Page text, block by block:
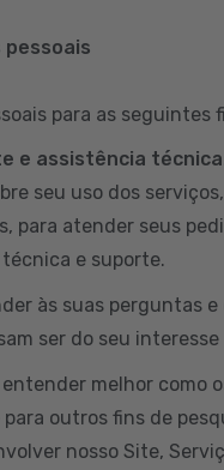
pessoais
para as seguintes
e assistência técnica
seu uso dos
para atender seus
e suporte.
às suas perguntas
ser do seu
melhor como
outros fins de
nosso Site,